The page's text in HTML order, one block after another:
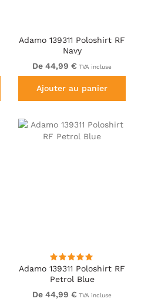
Adamo 139311 Poloshirt RF
Navy
De 44,99 € TVA incluse
Ajouter au panier
Adamo 139311 Poloshirt RF
Petrol Blue
De 44,99 € TVA incluse